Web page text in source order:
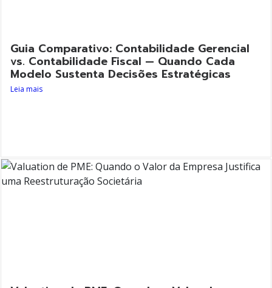
Guia Comparativo: Contabilidade Gerencial
vs. Contabilidade Fiscal — Quando Cada
Modelo Sustenta Decisões Estratégicas
Leia mais